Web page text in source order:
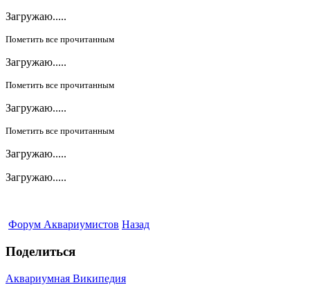
Загружаю.....
Пометить все прочитанным
Загружаю.....
Пометить все прочитанным
Загружаю.....
Пометить все прочитанным
Загружаю.....
Загружаю.....
Форум Аквариумистов Назад
Поделиться
Аквариумная Википедия